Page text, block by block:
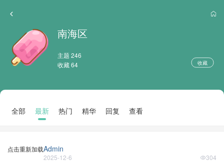
南海区
主题 246
收藏 64
收藏
全部 最新 热门 精华 回复 查看
点击重新加载Admin
2025-12-6 304